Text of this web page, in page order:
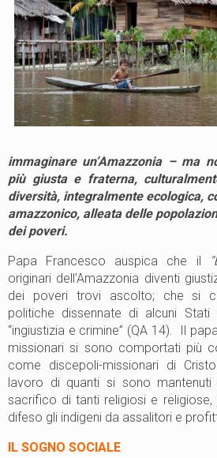
immaginare un’Amazzonia – ma
più giusta e fraterna,
diversità, integralmente ecologica,
amazzonico, alleata delle
dei poveri.
Papa Francesco auspica che il
originari dell’Amazzonia diventi
dei poveri trovi ascolto; che si
politiche dissennate di alcuni
“ingiustizia e crimine” (QA 14). Il
missionari si sono comportati più
come discepoli-missionari di
lavoro di quanti si sono
sacrifico di tanti religiosi e religiose,
difeso gli indigeni da assalitori e
IL SOGNO SOCIALE